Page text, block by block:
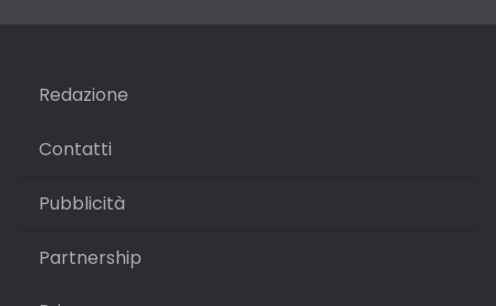
Redazione
Contatti
Pubblicità
Partnership